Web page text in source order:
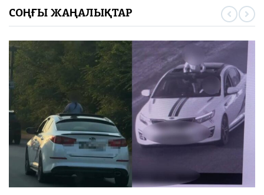
СОҢҒЫ ЖАҢАЛЫҚТАР